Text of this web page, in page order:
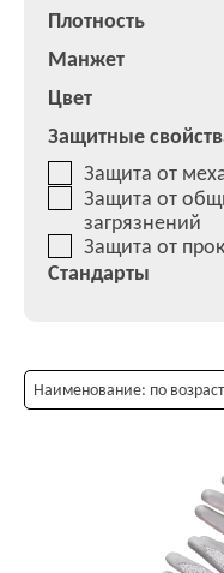
Плотность
Манжет
Цвет
Защитные
Защита от
Защита от
загрязнений
Защита от
Стандарты
Наименование: по